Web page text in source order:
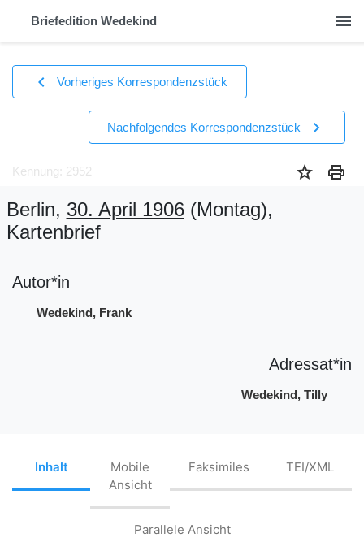
Briefedition Wedekind menu
chevron_left Vorheriges Korrespondenzstück
Nachfolgendes Korrespondenzstück chevron_right
Kennung: 2952 star print
Berlin, 30. April 1906(Montag),
Kartenbrief
Autor*in
Wedekind, Frank
Adressat*in
Wedekind, Tilly
Inhalt
Mobile
Ansicht
Faksimiles TEI/XML
Parallele Ansicht